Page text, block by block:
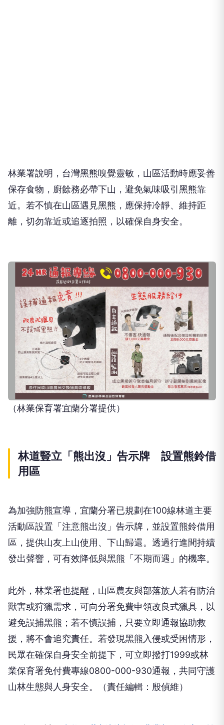
林業署說明，台灣黑熊嗅覺靈敏，山區活動時應妥善
保存食物，廚餘務必帶下山，避免氣味吸引黑熊靠
近。若不慎在山區遇見黑熊，應保持冷靜、維持距
離，切勿靠近或追逐拍照，以確保自身安全。
（林業保育署宜蘭分署提供）
林道豎立「熊出沒」告示牌 設置熊鈴借
用區
為加強防熊宣導，宜蘭分署已規劃在100線林道主要
活動區設置「注意熊出沒」告示牌，並設置熊鈴借用
區，提供山友上山使用、下山歸還。透過行進間持續
發出聲響，可有效降低與黑熊「不期而遇」的機率。
此外，林業署也提醒，山區農友與部落族人若有防治
獸害或狩獵需求，可向分署免費申領改良式獵具，以
避免誤捕黑熊；若不慎誤捕，只要立即通報協助救
援，將不會追究責任。若發現黑熊入侵或受困情形，
民眾在確保自身安全前提下，可立即撥打1999或林
業保育署免付費專線0800-000-930通報，共同守護
山林生態與人身安全。（責任編輯：殷偵維）